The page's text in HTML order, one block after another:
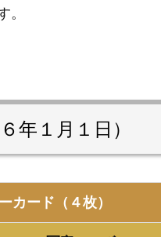
。
年１月１日）
カード（４枚）